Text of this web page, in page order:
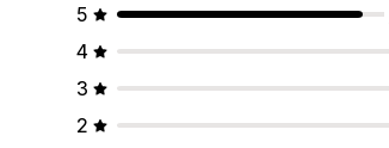
5
4
3
2